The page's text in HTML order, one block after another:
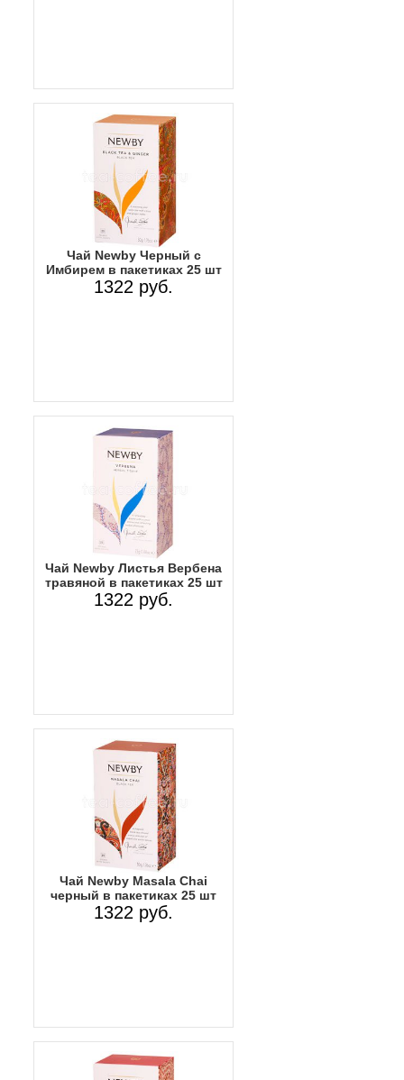
Чай Newby Черный с
Имбирем в пакетиках 25 шт
1322 руб.
Чай Newby Листья Вербена
травяной в пакетиках 25 шт
1322 руб.
Чай Newby Masala Chai
черный в пакетиках 25 шт
1322 руб.